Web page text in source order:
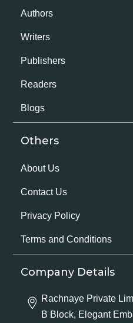
Authors
Writers
Publishers
Readers
Blogs
Others
About Us
Contact Us
Privacy Policy
Terms and Conditions
Company Details
Rachnaye Private
B Block, Elegant